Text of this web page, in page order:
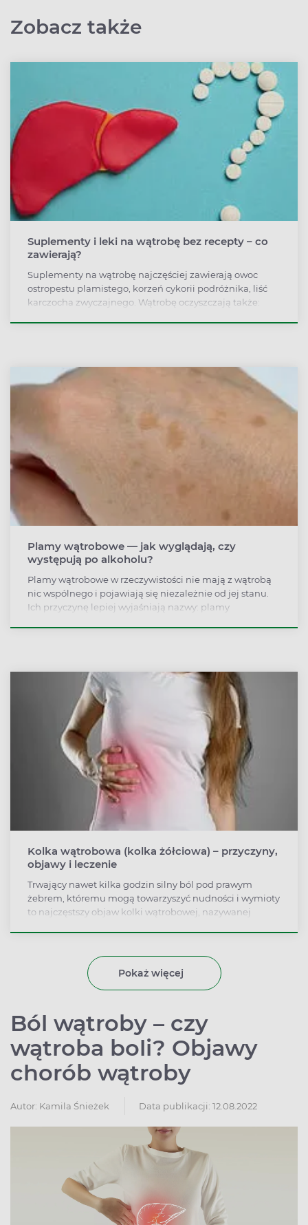
Zobacz także
Suplementy i leki na wątrobę bez recepty – co
zawierają?
Suplementy na wątrobę najczęściej zawierają owoc
ostropestu plamistego, korzeń cykorii podróżnika, liść
karczocha zwyczajnego. Wątrobę oczyszczają także:
Plamy wątrobowe — jak wyglądają, czy
występują po alkoholu?
Plamy wątrobowe w rzeczywistości nie mają z wątrobą
nic wspólnego i pojawiają się niezależnie od jej stanu.
Ich przyczynę lepiej wyjaśniają nazwy: plamy
Kolka wątrobowa (kolka żółciowa) – przyczyny,
objawy i leczenie
Trwający nawet kilka godzin silny ból pod prawym
żebrem, któremu mogą towarzyszyć nudności i wymioty
to najczęstszy objaw kolki wątrobowej, nazywanej
żółciowa. Co robić, gdy dopada nas atak kolki żółciowej?
Pokaż więcej
Ból wątroby – czy
wątroba boli? Objawy
chorób wątroby
Autor: Kamila Śnieżek Data publikacji: 12.08.2022